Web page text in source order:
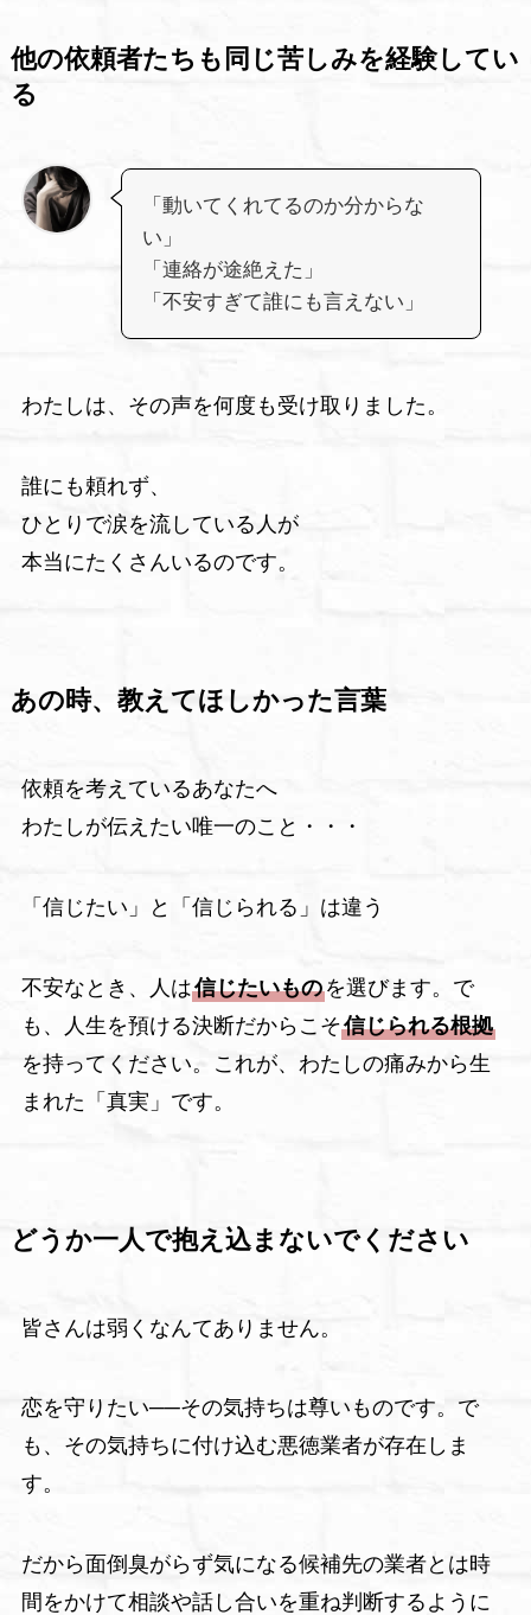
他の依頼者たちも同じ苦しみを経験してい
る
「動いてくれてるのか分からな
い」
「連絡が途絶えた」
「不安すぎて誰にも言えない」
わたしは、その声を何度も受け取りました。
誰にも頼れず、
ひとりで涙を流している人が
本当にたくさんいるのです。
あの時、教えてほしかった言葉
依頼を考えているあなたへ
わたしが伝えたい唯一のこと・・・
「信じたい」と「信じられる」は違う
不安なとき、人は信じたいものを選びます。で
も、人生を預ける決断だからこそ信じられる根拠
を持ってください。これが、わたしの痛みから生
まれた「真実」です。
どうか一人で抱え込まないでください
皆さんは弱くなんてありません。
恋を守りたい──その気持ちは尊いものです。で
も、その気持ちに付け込む悪徳業者が存在しま
す。
だから面倒臭がらず気になる候補先の業者とは時
間をかけて相談や話し合いを重ね判断するように